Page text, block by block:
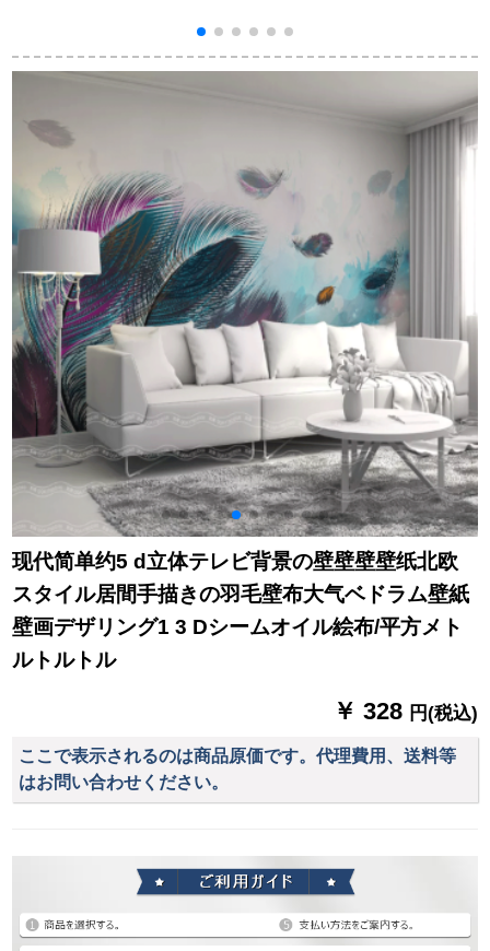
テレビ背景装饰壁5宫
55001 3 Dシルク55
壁壁壁壁壁壁壁壁壁
壁壁壁壁壁壁壁壁壁
壁壁壁壁壁壁壁壁壁
壁壁壁壁壁壁壁壁壁
壁壁壁壁壁壁壁壁壁
壁壁壁壁壁壁壁壁壁
壁壁壁壁壁壁壁壁壁
壁壁壁壁壁壁壁壁壁
壁壁壁壁壁壁壁壁壁
壁壁壁壁壁壁壁壁壁
壁壁壁壁壁壁壁壁壁
壁壁壁壁壁壁壁壁壁
壁壁壁壁壁壁壁壁壁
壁壁壁壁壁壁壁壁壁
壁壁壁壁壁壁壁壁壁
壁壁壁壁壁壁壁壁壁
壁
景の壁寮は引裂きの
现代简单约5 d立体テレビ背景の壁壁壁壁纸北欧
スタイル居間手描きの羽毛壁布大气ベドラム壁紙
壁画デザリング1 3 Dシームオイル絵布/平方メト
ルトルトル
￥ 328 円(税込)
ここで表示されるのは商品原価です。代理費用、送料等
はお問い合わせください。